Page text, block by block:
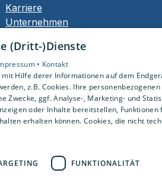
Karriere
Unternehmen
(Dritt-)Dienste
• Kontakt
Hilfe derer Informationen auf dem
z.B. Cookies. Ihre
Zwecke, ggf. Analyse-, Marketing- und
oder Inhalte bereitstellen, Funktionen
erhalten können. Cookies, die nicht
FUNKTIONALITÄT